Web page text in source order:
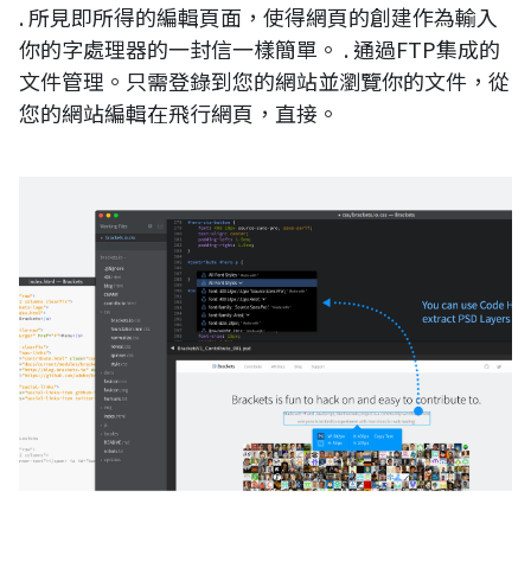
. 所見即所得的編輯頁面，使得網頁的創建作為輸入
你的字處理器的一封信一樣簡單。 . 通過FTP集成的
文件管理。只需登錄到您的網站並瀏覽你的文件，從
您的網站編輯在飛行網頁，直接。